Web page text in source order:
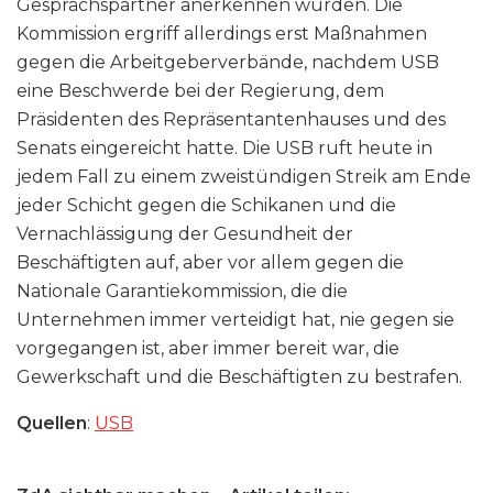
Gesprächspartner anerkennen würden. Die
Kommission ergriff allerdings erst Maßnahmen
gegen die Arbeitgeberverbände, nachdem USB
eine Beschwerde bei der Regierung, dem
Präsidenten des Repräsentantenhauses und des
Senats eingereicht hatte. Die USB ruft heute in
jedem Fall zu einem zweistündigen Streik am Ende
jeder Schicht gegen die Schikanen und die
Vernachlässigung der Gesundheit der
Beschäftigten auf, aber vor allem gegen die
Nationale Garantiekommission, die die
Unternehmen immer verteidigt hat, nie gegen sie
vorgegangen ist, aber immer bereit war, die
Gewerkschaft und die Beschäftigten zu bestrafen.
Quellen: USB